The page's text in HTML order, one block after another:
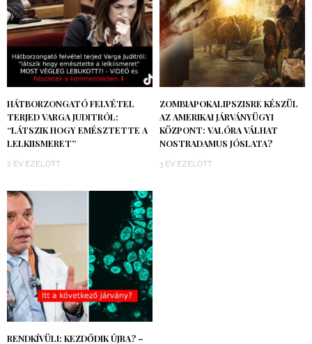
HÁTBORZONGATÓ FELVÉTEL
TERJED VARGA JUDITRÓL:
“LÁTSZIK HOGY EMÉSZTETTE A
LELKIISMERET”
2 ÉV EZELŐTT
ZOMBIAPOKALIPSZISRE KÉSZÜL
AZ AMERIKAI JÁRVÁNYÜGYI
KÖZPONT: VALÓRA VÁLHAT
NOSTRADAMUS JÓSLATA?
3 ÉV EZELŐTT
RENDKÍVÜLI: KEZDŐDIK ÚJRA? –